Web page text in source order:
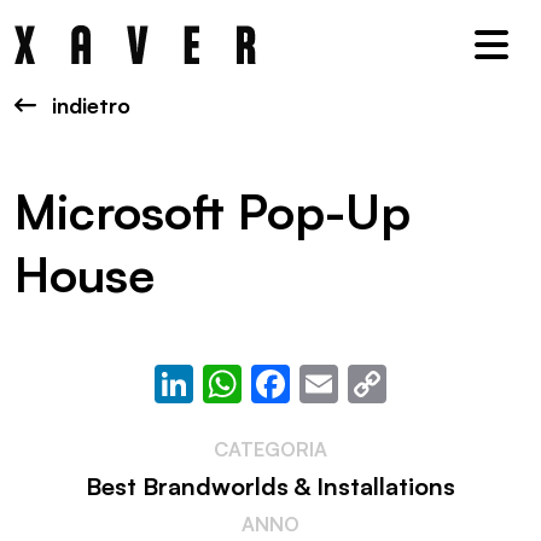
indietro
Microsoft Pop-Up
House
LinkedIn
WhatsApp
Facebook
Email
CATEGORIA
Best Brandworlds & Installations
ANNO